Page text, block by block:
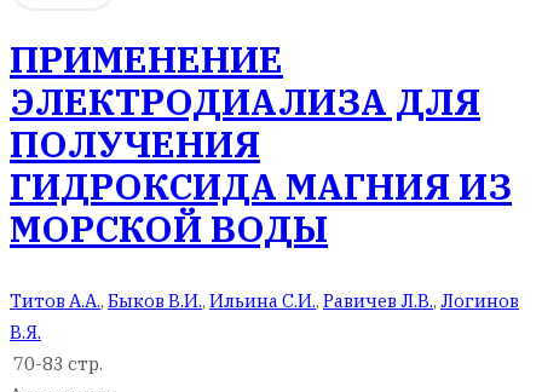
ПРИМЕНЕНИЕ
ЭЛЕКТРОДИАЛИЗА ДЛЯ
ПОЛУЧЕНИЯ
ГИДРОКСИДА МАГНИЯ ИЗ
МОРСКОЙ ВОДЫ
Титов А.А., Быков В.И., Ильина С.И., Равичев Л.В., Логинов
В.Я.
70-83 стр.